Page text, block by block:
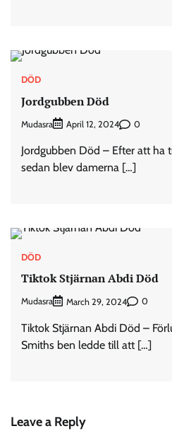
DÖD
Jordgubben Död
Mudasra April 12, 2024 0
Jordgubben Död – Efter att ha
sedan blev damerna […]
DÖD
Tiktok Stjärnan Abdi Död
Mudasra March 29, 2024 0
Tiktok Stjärnan Abdi Död –
Smiths ben ledde till att […]
Leave a Reply